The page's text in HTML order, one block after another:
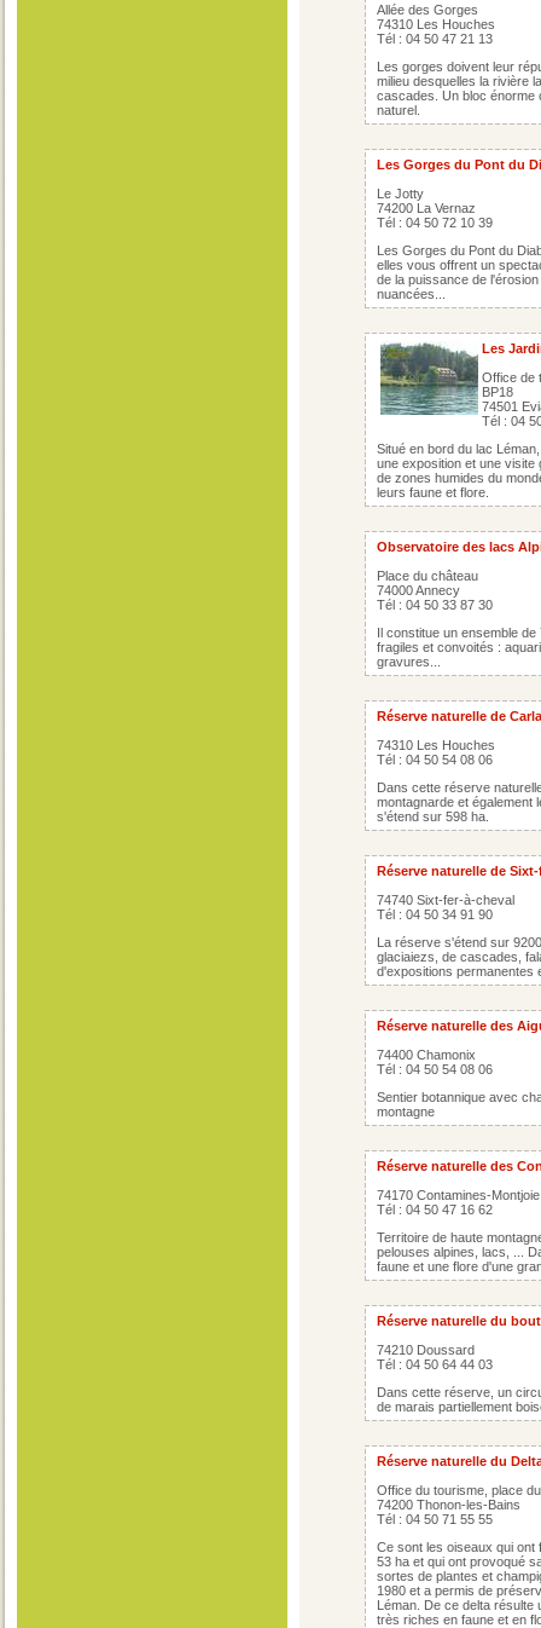
Allée des Gorges
74310 Les Houches
Tél : 04 50 47 21 13
Les gorges doivent leur
milieu desquelles la rivière
cascades. Un bloc énorme
naturel.
Les Gorges du Pont du
Le Jotty
74200 La Vernaz
Tél : 04 50 72 10 39
Les Gorges du Pont du
elles vous offrent un
de la puissance de
nuancées...
Les
Office de
BP18
74501
Tél : 04
Situé en bord du lac
une exposition et une
de zones humides du
leurs faune et flore.
Observatoire des lacs
Place du château
74000 Annecy
Tél : 04 50 33 87 30
Il constitue un ensemble
fragiles et convoités :
gravures...
Réserve naturelle de
74310 Les Houches
Tél : 04 50 54 08 06
Dans cette réserve
montagnarde et également
s'étend sur 598 ha.
Réserve naturelle de
74740 Sixt-fer-à-cheval
Tél : 04 50 34 91 90
La réserve s'étend sur
glaciaiezs, de cascades,
d'expositions permanentes
Réserve naturelle des
74400 Chamonix
Tél : 04 50 54 08 06
Sentier botannique avec
montagne
Réserve naturelle des
74170 Contamines-Montjoie
Tél : 04 50 47 16 62
Territoire de haute
pelouses alpines, lacs, ...
faune et une flore d'une
Réserve naturelle du
74210 Doussard
Tél : 04 50 64 44 03
Dans cette réserve, un
de marais partiellement
Réserve naturelle du
Office du tourisme, place
74200 Thonon-les-Bains
Tél : 04 50 71 55 55
Ce sont les oiseaux qui ont
53 ha et qui ont provoqué
sortes de plantes et
1980 et a permis de
Léman. De ce delta résulte
très riches en faune et en